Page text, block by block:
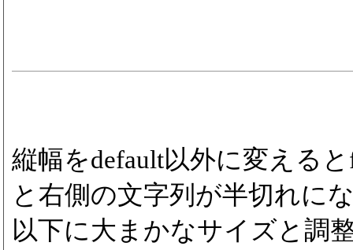
縦幅をdefault以外に変える
と右側の文字列が半切れに
以下に大まかなサイズと調